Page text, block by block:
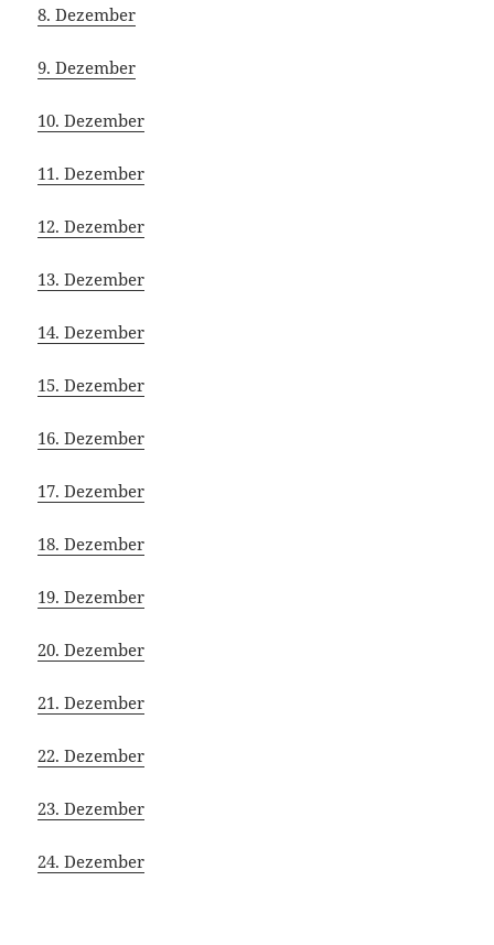
8. Dezember
9. Dezember
10. Dezember
11. Dezember
12. Dezember
13. Dezember
14. Dezember
15. Dezember
16. Dezember
17. Dezember
18. Dezember
19. Dezember
20. Dezember
21. Dezember
22. Dezember
23. Dezember
24. Dezember